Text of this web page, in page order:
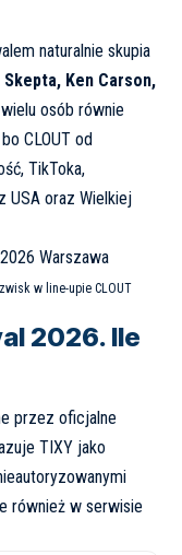
naturalnie skupia
Skepta, Ken Carson,
osób równie
CLOUT od
TikToka,
USA oraz Wielkiej
w line-upie CLOUT
2026. Ile
przez oficjalne
TIXY jako
również w serwisie